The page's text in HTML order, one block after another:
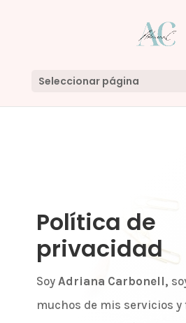
Seleccionar página
Política de
privacidad
Soy Adriana Carbonell,
muchos de mis servicios